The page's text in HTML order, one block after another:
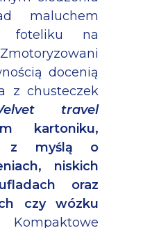
maluchem
foteliku na
docenią
z chusteczek
travel
kartoniku,
z myślą o
niskich
oraz
czy wózku